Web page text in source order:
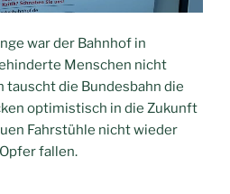
war der Bahnhof in
Menschen nicht
tauscht die Bundesbahn die
optimistisch in die Zukunft
Fahrstühle nicht wieder
fallen.